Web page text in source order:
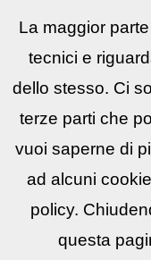
ReflexLIST▼
La maggior
tecnici e
dello stesso. Ci
terze parti che
vuoi saperne di
ad alcuni
policy.
questa